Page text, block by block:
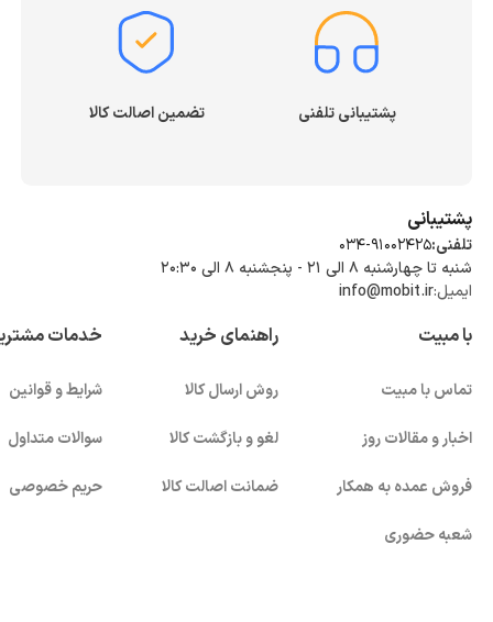
پشتیبانی تلفنی تضمین اصالت کالا
پشتیبانی
تلفنی:034-91002425
شنبه تا چهارشنبه ۸ الی ۲۱ - پنجشنبه 8 الی ۲۰:۳۰
ایمیل:info@mobit.ir
با مبیت
تماس با مبیت
اخبار و مقالات روز
فروش عمده به همکار
شعبه حضوری
راهنمای خرید
روش ارسال کالا
لغو و بازگشت کالا
ضمانت اصالت کالا
خدمات
شرایط و قوانین
سوالات متداول
حریم خصوصی